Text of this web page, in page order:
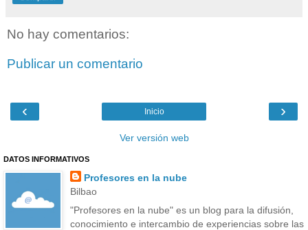
No hay comentarios:
Publicar un comentario
‹ ›
Inicio
Ver versión web
DATOS INFORMATIVOS
Profesores en la nube
Bilbao
"Profesores en la nube" es un blog para la difusión,
conocimiento e intercambio de experiencias sobre las